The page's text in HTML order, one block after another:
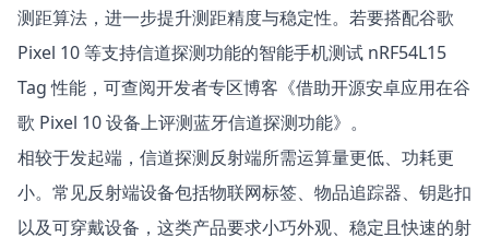
测距算法，进一步提升测距精度与稳定性。若要搭配谷歌
Pixel 10 等支持信道探测功能的智能手机测试 nRF54L15
Tag 性能，可查阅开发者专区博客 《借助开源安卓应用在谷
歌 Pixel 10 设备上评测蓝牙信道探测功能》 。
相较于发起端，信道探测反射端所需运算量更低、功耗更
小。常见反射端设备包括物联网标签、物品追踪器、钥匙扣
以及可穿戴设备，这类产品要求小巧外观、稳定且快速的射